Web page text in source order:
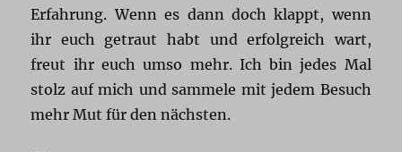
Erfahrung. Wenn es dann doch klappt, wenn
ihr euch getraut habt und erfolgreich wart,
freut ihr euch umso mehr. Ich bin jedes Mal
stolz auf mich und sammele mit jedem Besuch
mehr Mut für den nächsten.